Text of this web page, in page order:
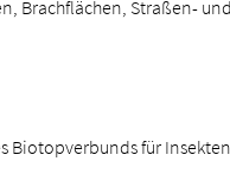
Brachflächen, Straßen- und
Biotopverbunds für Insekten